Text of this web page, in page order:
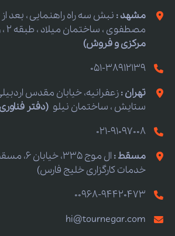
مشهد : نبش سه راه راهنمایی ، بعد
مصطفوی ، ساختمان میلاد ، طبقه 2 ، واحد 8
مرکزی و فروش)
051-38912139
تهران :زعفرانیه، خیابان مقدس
ستایش ، ساختمان نیلو (دفتر
021-91097008
مسقط :
ال موج
خدمات کارگزاری خلیج فارس)
00968-94420473
hi@tournegar.com